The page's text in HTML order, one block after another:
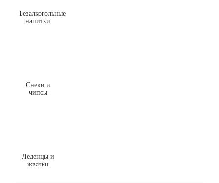
Безалкогольные
напитки
Снеки и
чипсы
Леденцы и
жвачки